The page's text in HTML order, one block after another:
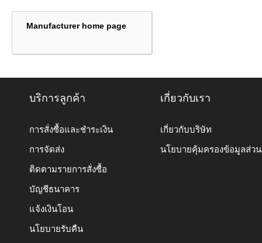
Manufacturer home page
บริการลูกค้า
การสั่งซื้อและชำระเงิน
การจัดส่ง
ติดตามรายการสั่งซื้อ
บัญชีธนาคาร
แจ้งเงินโอน
นโยบายรับคืน
เกี่ยวกับเรา
เกี่ยวกับบริษัท
นโยบายคุ้มครองข้อมูลส่ว